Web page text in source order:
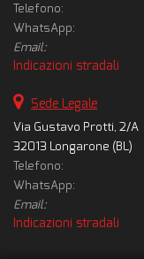
Telefono:
WhatsApp:
Email:
Indicazioni stradali
Sede Legale
Via Gustavo Protti, 2/A
32013 Longarone (BL)
Telefono:
WhatsApp:
Email:
Indicazioni stradali